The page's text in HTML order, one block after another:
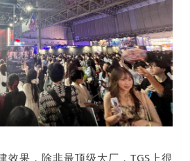
效果，除非最顶级大厂，TGS 上很